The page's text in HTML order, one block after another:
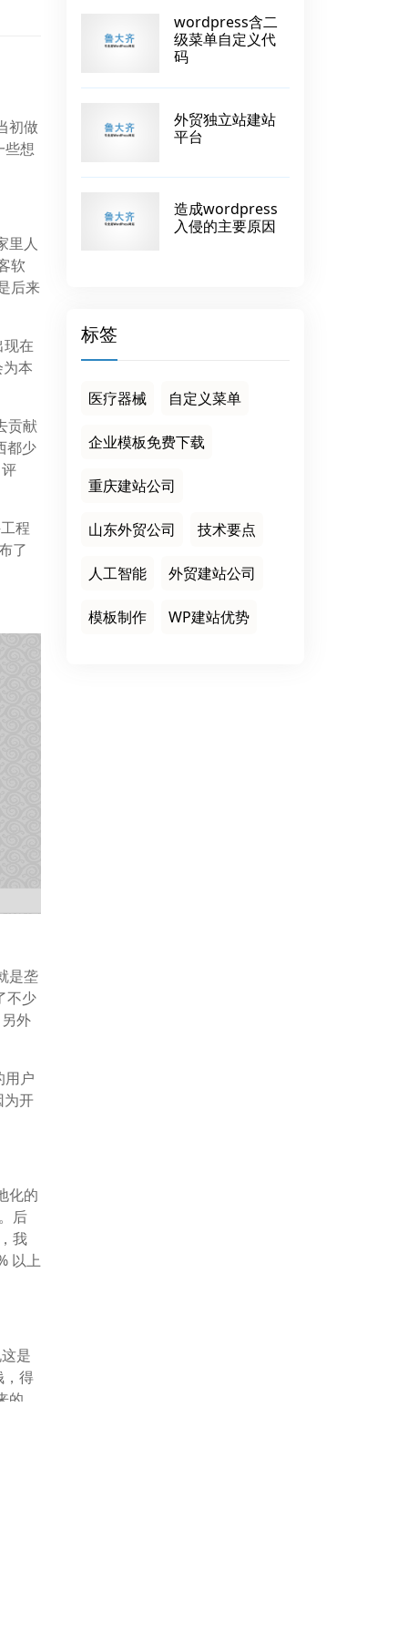
初做
些想
里人
软
后来
在
本
贡献
都少
程
了
是垄
不少
外
用户
为开
化的
后
我
以上
是
，得
的
wordpress含二
级菜单自定义代
码
外贸独立站建站
平台
造成wordpress
入侵的主要原因
标签
医疗器械 自定义菜单
企业模板免费下载
重庆建站公司
山东外贸公司 技术要点
人工智能 外贸建站公司
模板制作 WP建站优势